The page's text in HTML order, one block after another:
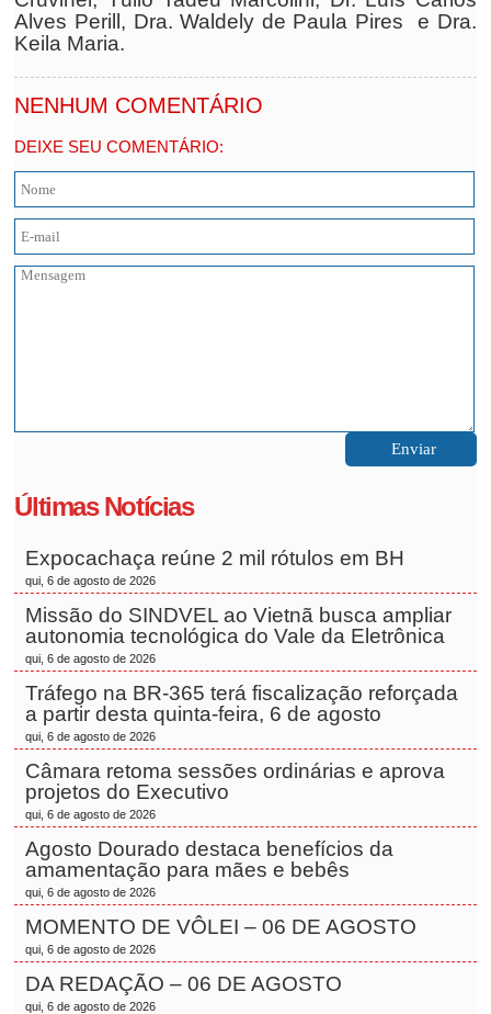
Alves Perill, Dra. Waldely de Paula Pires e Dra.
Keila Maria.
NENHUM COMENTÁRIO
DEIXE SEU COMENTÁRIO:
Últimas Notícias
Expocachaça reúne 2 mil rótulos em BH
qui, 6 de agosto de 2026
Missão do SINDVEL ao Vietnã busca ampliar
autonomia tecnológica do Vale da Eletrônica
qui, 6 de agosto de 2026
Tráfego na BR-365 terá fiscalização reforçada
a partir desta quinta-feira, 6 de agosto
qui, 6 de agosto de 2026
Câmara retoma sessões ordinárias e aprova
projetos do Executivo
qui, 6 de agosto de 2026
Agosto Dourado destaca benefícios da
amamentação para mães e bebês
qui, 6 de agosto de 2026
MOMENTO DE VÔLEI – 06 DE AGOSTO
qui, 6 de agosto de 2026
DA REDAÇÃO – 06 DE AGOSTO
qui, 6 de agosto de 2026